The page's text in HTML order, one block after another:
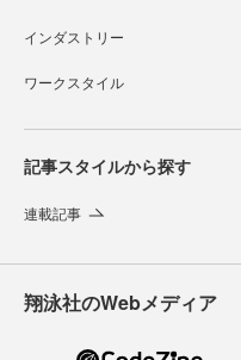
インダストリー
ワークスタイル
記事スタイルから探す
連載記事
翔泳社のWebメディア